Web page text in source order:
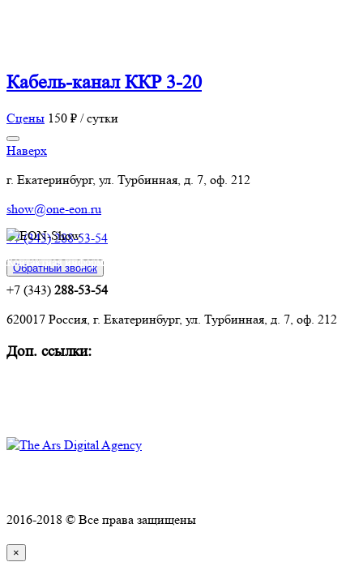
Кабель-канал ККР 3-20
Сцены 150 ₽ / сутки
Наверх
г. Екатеринбург, ул. Турбинная, д. 7, оф. 212
show@one-eon.ru
+7 (343) 288-53-54
Обратный звонок
Контактная информация:
+7 (343) 288-53-54
620017 Россия, г. Екатеринбург, ул. Турбинная, д. 7, оф. 212
Доп. ссылки:
2016-2018 © Все права защищены
×